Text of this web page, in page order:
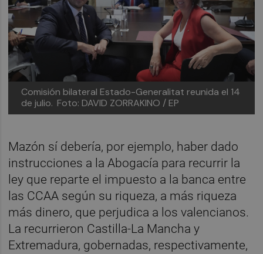
Comisión bilateral Estado-Generalitat reunida el 14
de julio. Foto: DAVID ZORRAKINO / EP
Mazón sí debería, por ejemplo, haber dado
instrucciones a la Abogacía para recurrir la
ley que reparte el impuesto a la banca entre
las CCAA según su riqueza, a más riqueza
más dinero, que perjudica a los valencianos.
La recurrieron Castilla-La Mancha y
Extremadura, gobernadas, respectivamente,